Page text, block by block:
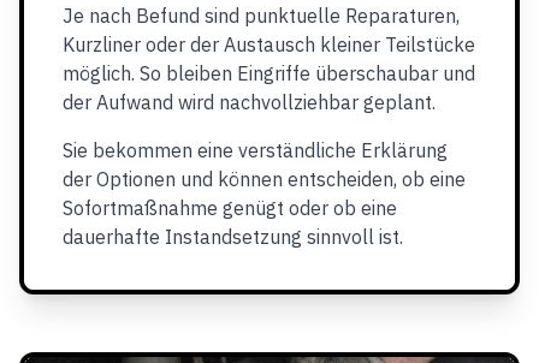
Je nach Befund sind punktuelle Reparaturen,
Kurzliner oder der Austausch kleiner Teilstücke
möglich. So bleiben Eingriffe überschaubar und
der Aufwand wird nachvollziehbar geplant.
Sie bekommen eine verständliche Erklärung
der Optionen und können entscheiden, ob eine
Sofortmaßnahme genügt oder ob eine
dauerhafte Instandsetzung sinnvoll ist.